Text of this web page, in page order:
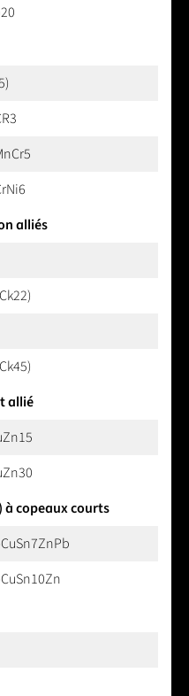
alliés
allié
copeaux courts